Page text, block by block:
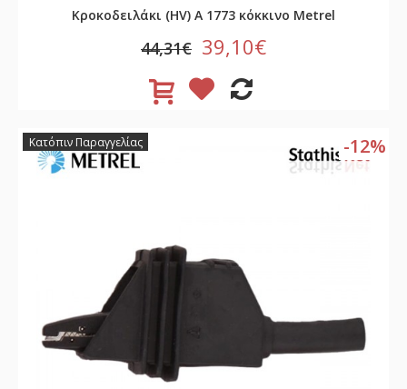
Κροκοδειλάκι (HV) A 1773 κόκκινο Metrel
44,31€ 39,10€
-12%
Κατόπιν Παραγγελίας